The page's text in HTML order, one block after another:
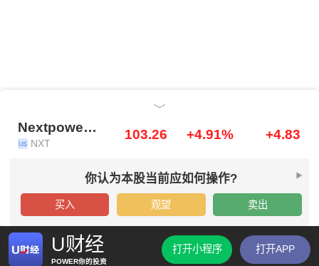
Nextpower Inc
Nextpower Inc
NXT
103.26 +4.91% +4.83
你认为本股当前应如何操作?
买入 观望 卖出
U财经
POWER你的投资
打开小程序 打开APP